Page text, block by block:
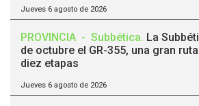
Jueves 6 agosto de 2026
PROVINCIA - Subbética. La
de octubre el GR-355, una gran
diez etapas
Jueves 6 agosto de 2026